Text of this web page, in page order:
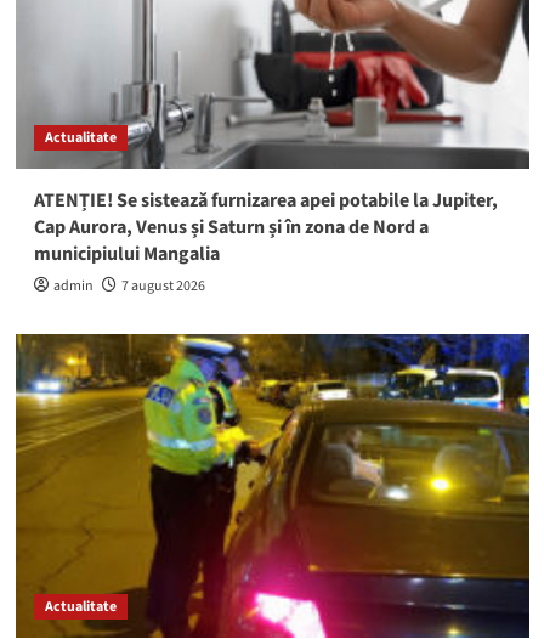
Actualitate
ATENȚIE! Se sistează furnizarea apei potabile la Jupiter,
Cap Aurora, Venus și Saturn și în zona de Nord a
municipiului Mangalia
admin 7 august 2026
Actualitate